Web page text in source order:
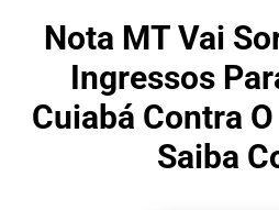
Nota MT Vai
Ingressos
Cuiabá Contra
Saiba